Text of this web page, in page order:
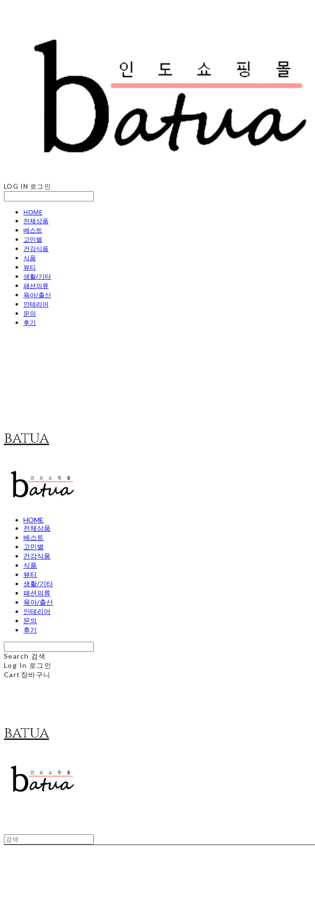
LOG IN 로그인
HOME
전체상품
베스트
고민별
건강식품
식품
뷰티
생활/기타
패션의류
육아/출산
인테리어
문의
후기
batua
HOME
전체상품
베스트
고민별
건강식품
식품
뷰티
생활/기타
패션의류
육아/출산
인테리어
문의
후기
Search 검색
Log In 로그인
Cart 장바구니
batua